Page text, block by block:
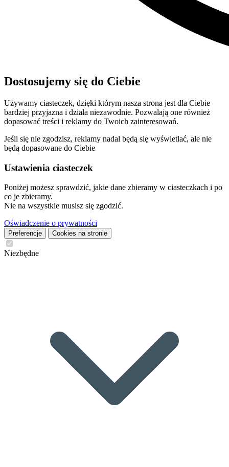
Dostosujemy się do Ciebie
Używamy ciasteczek, dzięki którym nasza strona jest dla Ciebie
bardziej przyjazna i działa niezawodnie. Pozwalają one również
dopasować treści i reklamy do Twoich zainteresowań.
Jeśli się nie zgodzisz, reklamy nadal będą się wyświetlać, ale nie
będą dopasowane do Ciebie
Ustawienia ciasteczek
Poniżej możesz sprawdzić, jakie dane zbieramy w ciasteczkach i po
co je zbieramy.
Nie na wszystkie musisz się zgodzić.
Oświadczenie o prywatności
Preferencje Cookies na stronie
Niezbędne